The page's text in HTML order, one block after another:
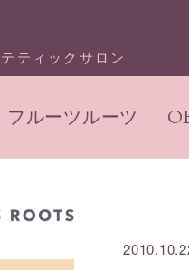
ティックサロン
フルーツルーツ